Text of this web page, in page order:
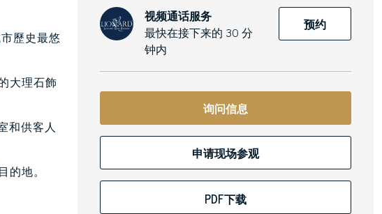
歷史最悠
大理石飾
和供客人
地。
视频通话服务
最快在接下来的 30 分
钟内
预约
询问信息
申请现场参观
PDF下载